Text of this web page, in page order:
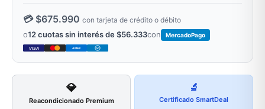
💳 $675.990 con tarjeta de crédito o débito
o12 cuotas sin interés de $56.333con MercadoPago
VISA AMEX DC
💎
Reacondicionado Premium
🔬
Certificado SmartDeal